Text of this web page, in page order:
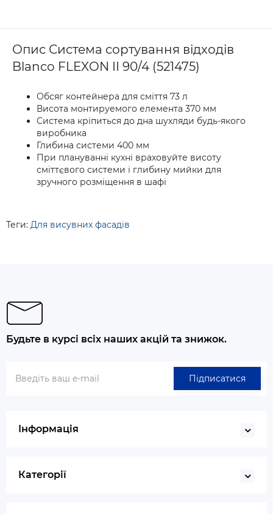
Опис Система сортування відходів
Blanco FLEXON II 90/4 (521475)
Обсяг контейнера для сміття 73 л
Висота монтируемого елемента 370 мм
Система кріпиться до дна шухляди будь-якого
виробника
Глибина системи 400 мм
При плануванні кухні враховуйте висоту
сміттєвого системи і глибину мийки для
зручного розміщення в шафі
Теги: Для висувних фасадів
Будьте в курсі всіх наших акцій та знижок.
Підписатися
Інформація
Категорії